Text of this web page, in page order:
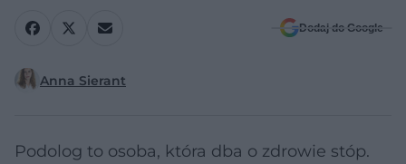
Dodaj do Google
Anna Sierant
Podolog to osoba, która dba o zdrowie stóp.